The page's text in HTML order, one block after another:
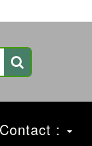
: